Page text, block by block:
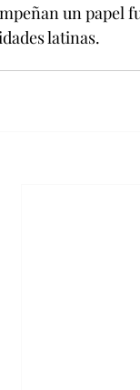
un papel
latinas.